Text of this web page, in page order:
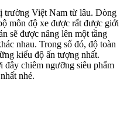
trường Việt Nam từ lâu. Dòng
môn độ xe được rất được giới
sẽ được nâng lên một tầng
nhau. Trong số đó, độ toàn
kiểu độ ấn tượng nhất.
chiêm ngưỡng siêu phẩm
nhé.